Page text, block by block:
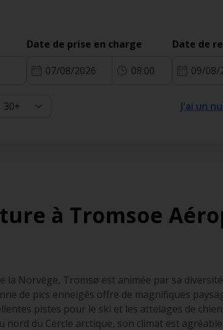
Date de prise en charge
07/08/2026 08:00
Date de
09/08/
J'ai un
à Tromsoe
la Norvège, Tromsø est animée par sa
de pics enneigés offre de magnifiques
pistes pour le ski et les attelages de
nord du Cercle arctique, son climat est